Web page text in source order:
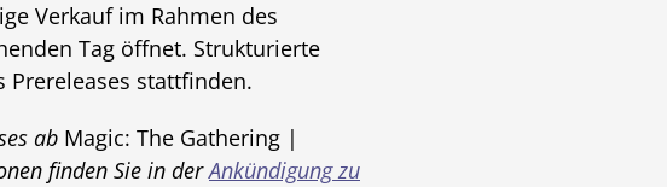
Verkauf im Rahmen des
Tag öffnet. Strukturierte
Prereleases stattfinden.
ab Magic: The Gathering |
finden Sie in derAnkündigung zu